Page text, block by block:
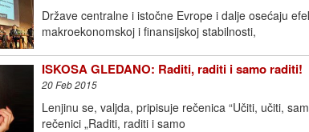
Države centralne i istočne Evrope i dalje osećaju
makroekonomskoj i finansijskoj stabilnosti,
ISKOSA GLEDANO: Raditi, raditi i samo raditi!
20 Feb 2015
Lenjinu se, valjda, pripisuje rečenica “Učiti, učiti,
rečenici „Raditi, raditi i samo